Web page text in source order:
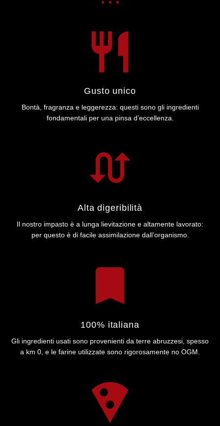
Gusto unico
Bontà, fragranza e leggerezza: questi sono gli ingredienti
fondamentali per una pinsa d’eccellenza.
Alta digeribilità
Il nostro impasto è a lunga lievitazione e altamente lavorato:
per questo è di facile assimilazione dall’organismo.
100% italiana
Gli ingredienti usati sono provenienti da terre abruzzesi, spesso
a km 0, e le farine utilizzate sono rigorosamente no OGM.